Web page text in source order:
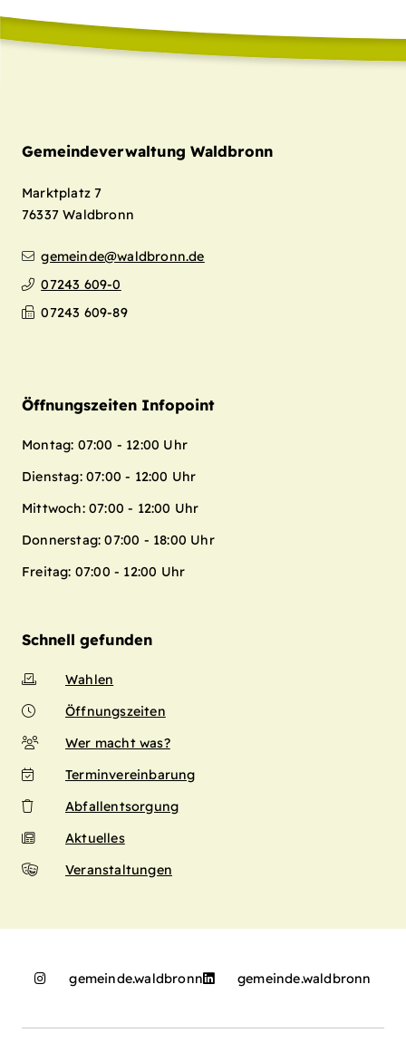
Gemeindeverwaltung Waldbronn
Marktplatz 7
76337 Waldbronn
gemeinde@waldbronn.de
07243 609-0
07243 609-89
Öffnungszeiten Infopoint
Montag: 07:00 - 12:00 Uhr
Dienstag: 07:00 - 12:00 Uhr
Mittwoch: 07:00 - 12:00 Uhr
Donnerstag: 07:00 - 18:00 Uhr
Freitag: 07:00 - 12:00 Uhr
Schnell gefunden
Wahlen
Öffnungszeiten
Wer macht was?
Terminvereinbarung
Abfallentsorgung
Aktuelles
Veranstaltungen
gemeinde.waldbronn gemeinde.waldbronn